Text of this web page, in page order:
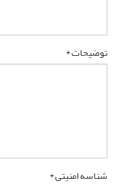
توضیحات *
شناسه امنیتی *